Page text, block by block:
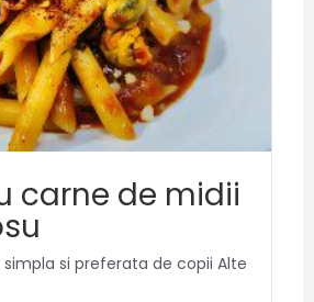
carne de midii
si preferata de copii Alte